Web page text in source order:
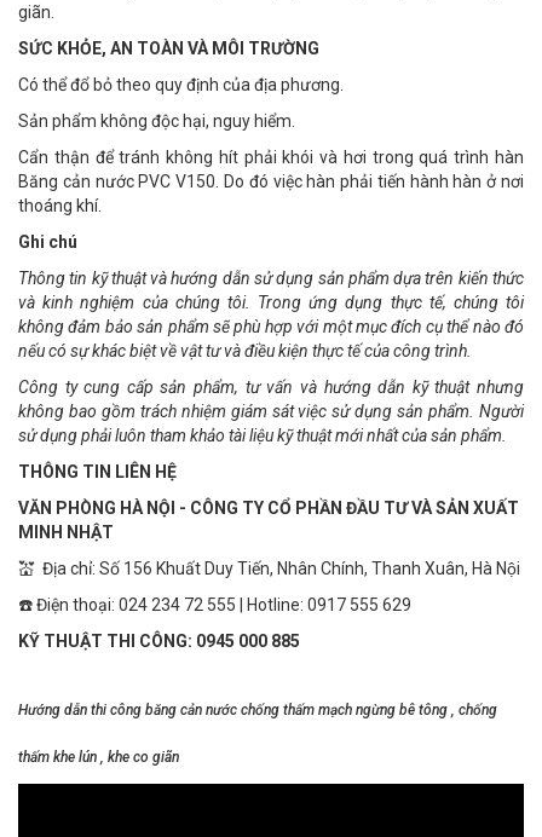
giãn.
SỨC KHỎE, AN TOÀN VÀ MÔI TRƯỜNG
Có thể đổ bỏ theo quy định của địa phương.
Sản phẩm không độc hại, nguy hiểm.
Cẩn thận để tránh không hít phải khói và hơi trong quá trình hàn
Băng cản nước PVC V150. Do đó việc hàn phải tiến hành hàn ở nơi
thoáng khí.
Ghi chú
Thông tin kỹ thuật và hướng dẫn sử dụng sản phẩm dựa trên kiến thức
và kinh nghiệm của chúng tôi. Trong ứng dụng thực tế, chúng tôi
không đảm bảo sản phẩm sẽ phù hợp với một mục đích cụ thể nào đó
nếu có sự khác biệt về vật tư và điều kiện thực tế của công trình.
Công ty cung cấp sản phẩm, tư vấn và hướng dẫn kỹ thuật nhưng
không bao gồm trách nhiệm giám sát việc sử dụng sản phẩm. Người
sử dụng phải luôn tham khảo tài liệu kỹ thuật mới nhất của sản phẩm.
THÔNG TIN LIÊN HỆ
VĂN PHÒNG HÀ NỘI - CÔNG TY CỔ PHẦN ĐẦU TƯ VÀ SẢN XUẤT
MINH NHẬT
💒 Địa chỉ: Số 156 Khuất Duy Tiến, Nhân Chính, Thanh Xuân, Hà Nội
☎️ Điện thoại: 024 234 72 555 | Hotline: 0917 555 629
KỸ THUẬT THI CÔNG: 0945 000 885
Hướng dẫn thi công băng cản nước chống thấm mạch ngừng bê tông , chống
thấm khe lún , khe co giãn